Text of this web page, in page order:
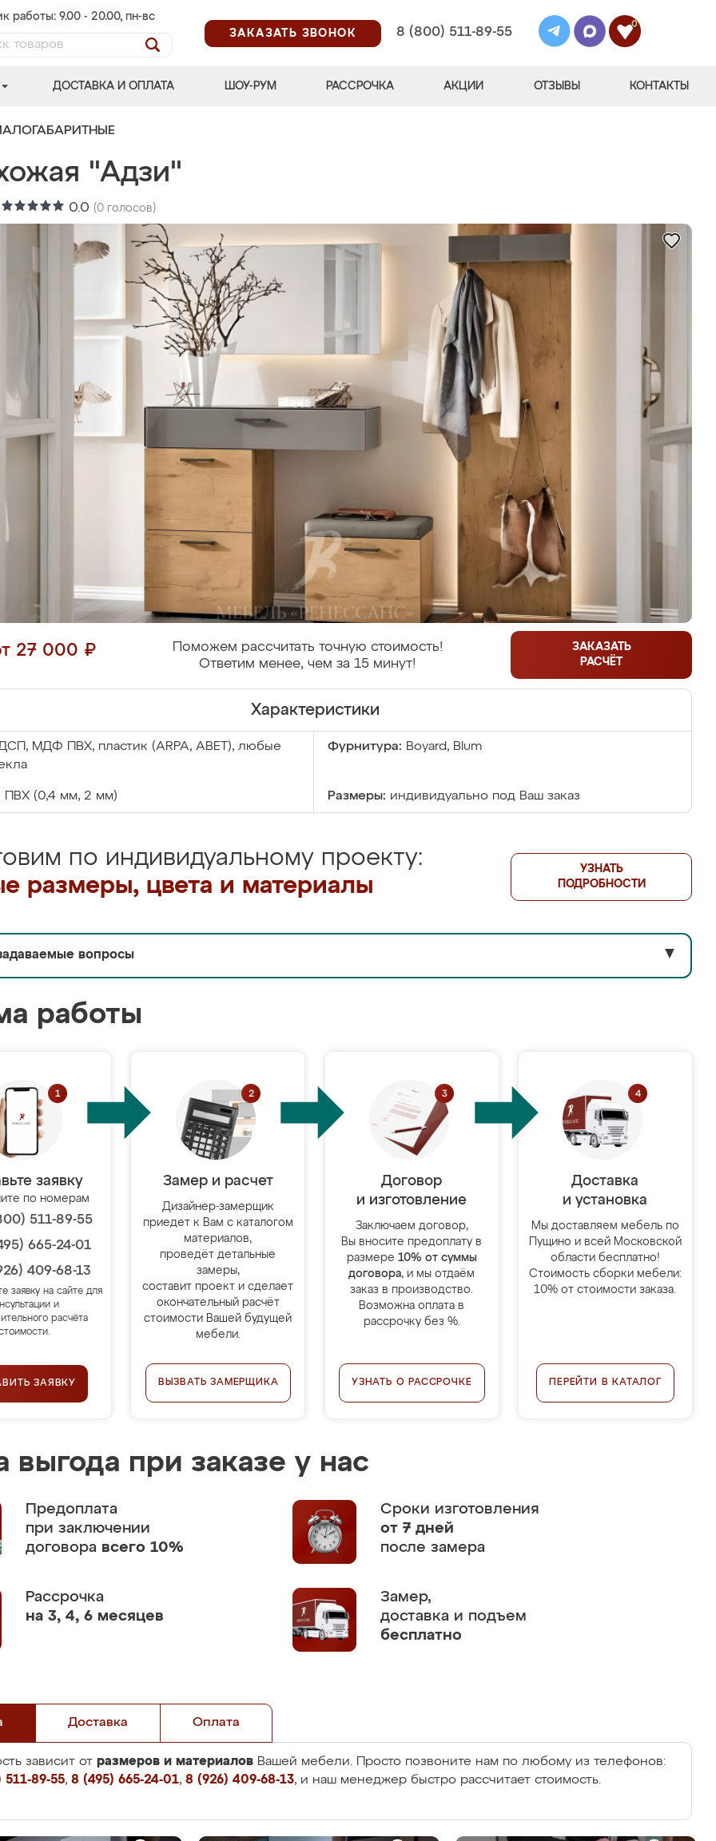
работы: 9.00 - 20.00, пн-вс
ЗАКАЗАТЬ ЗВОНОК
8 (800) 511-89-55
0
ДОСТАВКА И ОПЛАТА ШОУ-РУМ РАССРОЧКА АКЦИИ ОТЗЫВЫ КОНТАКТЫ
"Адзи"
0.0 (0 голосов)
27 000 ₽
Поможем рассчитать точную стоимость!
Ответим менее, чем за 15 минут!
ЗАКАЗАТЬ
РАСЧЁТ
Характеристики
МДФ ПВХ, пластик (ARPA, ABET), любые
Фурнитура: Boyard, Blum
ПВХ (0,4 мм, 2 мм) Размеры: индивидуально под Ваш заказ
по индивидуальному проекту:
размеры, цвета и материалы
УЗНАТЬ
ПОДРОБНОСТИ
вопросы ▼
работы
заявку
по номерам
511-89-55
665-24-01
409-68-13
заявку на сайте для
и
расчёта
ЗАЯВКУ
Замер и расчет
Дизайнер-замерщик
приедет к Вам с каталогом
материалов,
проведёт детальные
замеры,
составит проект и сделает
окончательный расчёт
стоимости Вашей будущей
мебели.
ВЫЗВАТЬ ЗАМЕРЩИКА
Договор
и изготовление
Заключаем договор,
Вы вносите предоплату в
размере 10% от суммы
договора, и мы отдаём
заказ в производство.
Возможна оплата в
рассрочку без %.
УЗНАТЬ О РАССРОЧКЕ
Доставка
и установка
Мы доставляем мебель по
Пущино и всей Московской
области бесплатно!
Стоимость сборки мебели:
10% от стоимости заказа.
ПЕРЕЙТИ В КАТАЛОГ
выгода при заказе у нас
Предоплата
при заключении
договора всего 10%
Сроки изготовления
от 7 дней
после замера
Рассрочка
на 3, 4, 6 месяцев
Замер,
доставка и подъем
бесплатно
Доставка Оплата
зависит от размеров и материалов Вашей мебели. Просто позвоните нам по любому из телефонов:
89-55, 8 (495) 665-24-01, 8 (926) 409-68-13, и наш менеджер быстро рассчитает стоимость.